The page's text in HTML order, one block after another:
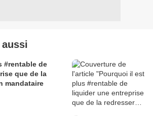
aussi
#rentable de
que de la
mandataire